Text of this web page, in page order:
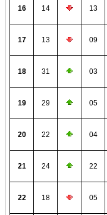
16 14 13
17 13 09
18 31 03
19 29 05
20 22 04
21 24 22
22 18 05